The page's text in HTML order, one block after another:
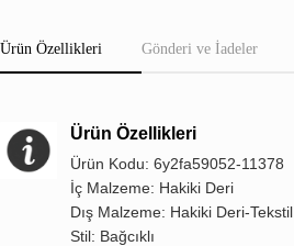
Ürün Özellikleri Gönderi ve İadeler
Ürün Özellikleri
Ürün Kodu: 6y2fa59052-11378
İç Malzeme: Hakiki Deri
Dış Malzeme: Hakiki Deri-Tekstil
Stil: Bağcıklı